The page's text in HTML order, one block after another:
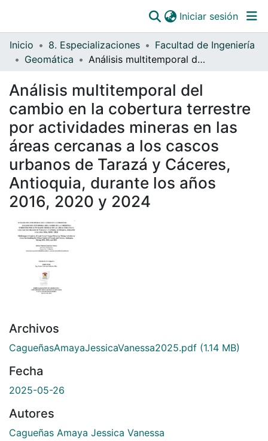
Todo DSpace
Catálogo
OJS
Paz y salvos
Iniciar sesión
Inicio 8. Especializaciones
Facultad de Ingeniería
Geomática
Análisis multitemporal del cambio en la cobertura terrestre por actividades mineras en las áreas cercanas a los cascos urbanos de Tarazá y Cáceres, Antioquia, durante los años 2016, 2020 y 2024
Análisis multitemporal del
cambio en la cobertura terrestre
por actividades mineras en las
áreas cercanas a los cascos
urbanos de Tarazá y Cáceres,
Antioquia, durante los años
2016, 2020 y 2024
Archivos
CagueñasAmayaJessicaVanessa2025.pdf (1.14 MB)
Fecha
2025-05-26
Autores
Cagueñas Amaya Jessica Vanessa